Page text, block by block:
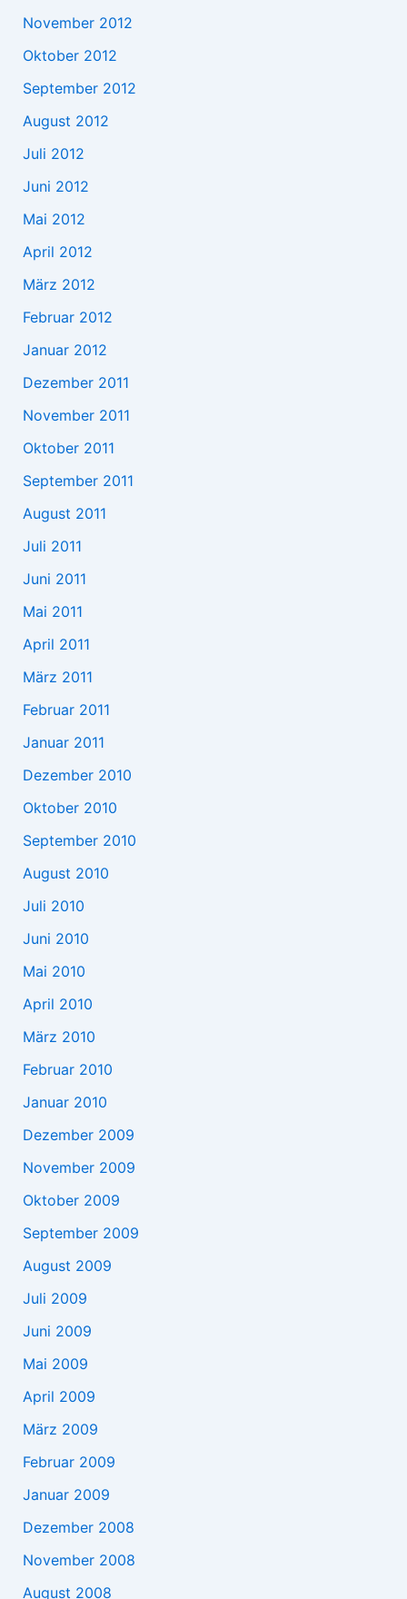
November 2012
Oktober 2012
September 2012
August 2012
Juli 2012
Juni 2012
Mai 2012
April 2012
März 2012
Februar 2012
Januar 2012
Dezember 2011
November 2011
Oktober 2011
September 2011
August 2011
Juli 2011
Juni 2011
Mai 2011
April 2011
März 2011
Februar 2011
Januar 2011
Dezember 2010
Oktober 2010
September 2010
August 2010
Juli 2010
Juni 2010
Mai 2010
April 2010
März 2010
Februar 2010
Januar 2010
Dezember 2009
November 2009
Oktober 2009
September 2009
August 2009
Juli 2009
Juni 2009
Mai 2009
April 2009
März 2009
Februar 2009
Januar 2009
Dezember 2008
November 2008
August 2008